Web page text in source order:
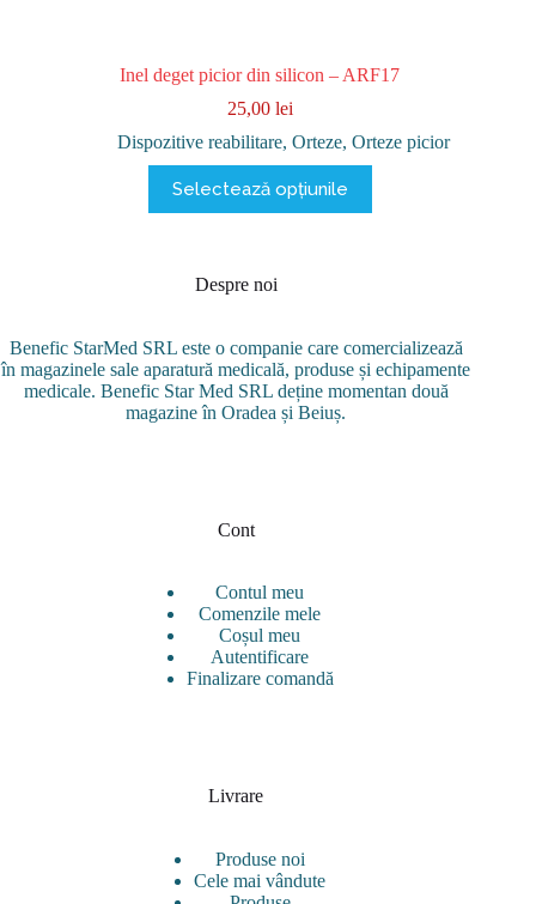
Inel deget picior din silicon – ARF17
25,00 lei
Dispozitive reabilitare,Orteze,Orteze picior
Selectează opțiunile
produs
are
variații.
fi
alese
în
pagina
Despre noi
Benefic StarMed SRL este o companie care comercializează
în magazinele sale aparatură medicală, produse și echipamente
medicale. Benefic Star Med SRL deține momentan două
magazine în Oradea și Beiuș.
Cont
Contul meu
Comenzile mele
Coșul meu
Autentificare
Finalizare comandă
Livrare
Produse noi
Cele mai vândute